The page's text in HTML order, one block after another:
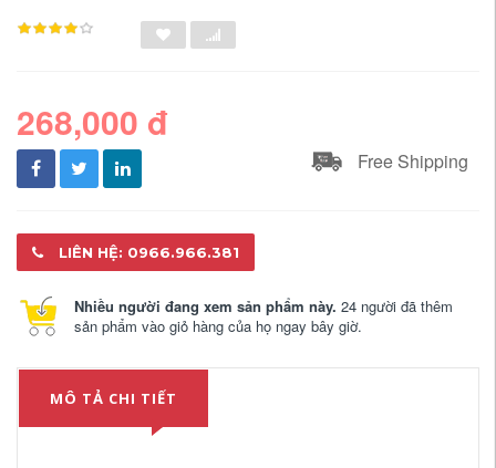
268,000 đ
Free Shipping
LIÊN HỆ: 0966.966.381
Nhiều người đang xem sản phẩm này. 24 người đã thêm
sản phẩm vào giỏ hàng của họ ngay bây giờ.
MÔ TẢ CHI TIẾT